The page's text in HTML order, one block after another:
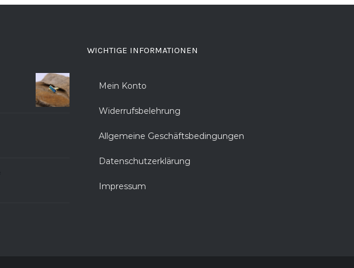
WICHTIGE INFORMATIONEN
Mein Konto
Widerrufsbelehrung
Allgemeine Geschäftsbedingungen
Datenschutzerklärung
Impressum